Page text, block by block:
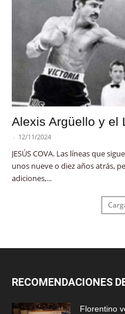
Alexis Argüello y el
- 12/11/2024
JESÚS COVA. Las líneas que
unos nueve o diez años atrás,
adiciones,...
RECOMENDACIONES
Florentino